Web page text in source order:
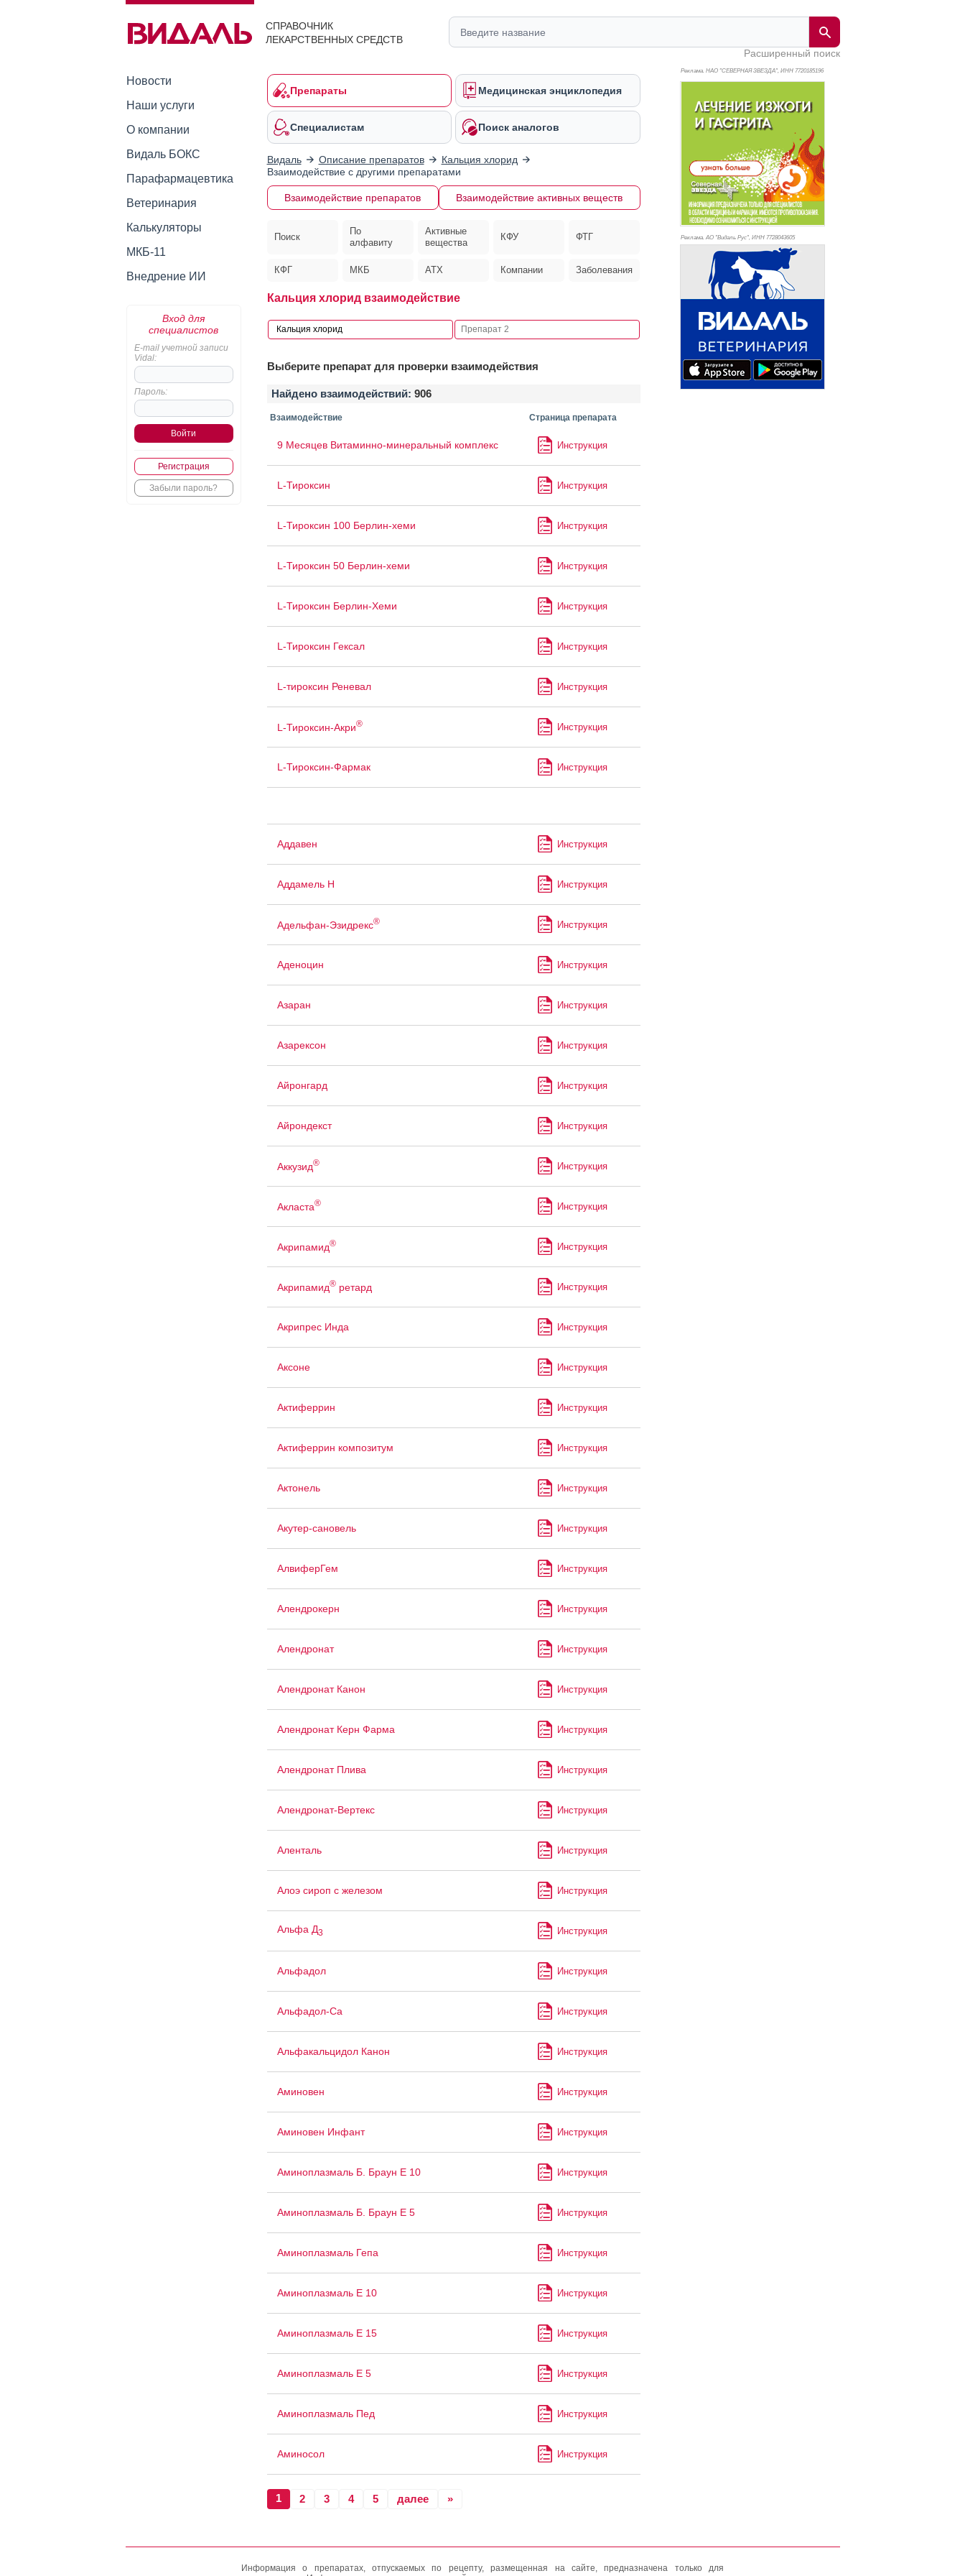
СПРАВОЧНИК
ЛЕКАРСТВЕННЫХ СРЕДСТВ
Расширенный поиск
Новости
Наши услуги
О компании
Видаль БОКС
Парафармацевтика
Ветеринария
Калькуляторы
МКБ-11
Внедрение ИИ
Вход для
специалистов
E-mail учетной записи
Vidal:
Пароль:
Регистрация
Забыли пароль?
Препараты Медицинская энциклопедия
Специалистам Поиск аналогов
Видаль Описание препаратов
Кальция хлорид
Взаимодействие с другими препаратами
Взаимодействие препаратов Взаимодействие активных веществ
Поиск
По
алфавиту
Активные
вещества
КФУ ФТГ
КФГ МКБ АТХ Компании Заболевания
Кальция хлорид взаимодействие
Выберите препарат для проверки взаимодействия
Найдено взаимодействий: 906
Взаимодействие Страница препарата
9 Месяцев Витаминно-минеральный комплекс Инструкция
L-Тироксин Инструкция
L-Тироксин 100 Берлин-хеми Инструкция
L-Тироксин 50 Берлин-хеми Инструкция
L-Тироксин Берлин-Хеми Инструкция
L-Тироксин Гексал Инструкция
L-тироксин Реневал Инструкция
L-Тироксин-Акри® Инструкция
L-Тироксин-Фармак Инструкция
Аддавен Инструкция
Аддамель Н Инструкция
Адельфан-Эзидрекс® Инструкция
Аденоцин Инструкция
Азаран Инструкция
Азарексон Инструкция
Айронгард Инструкция
Айрондекст Инструкция
Аккузид® Инструкция
Акласта® Инструкция
Акрипамид® Инструкция
Акрипамид®ретард Инструкция
Акрипрес Инда Инструкция
Аксоне Инструкция
Актиферрин Инструкция
Актиферрин композитум Инструкция
Актонель Инструкция
Акутер-сановель Инструкция
АлвиферГем Инструкция
Алендрокерн Инструкция
Алендронат Инструкция
Алендронат Канон Инструкция
Алендронат Керн Фарма Инструкция
Алендронат Плива Инструкция
Алендронат-Вертекс Инструкция
Аленталь Инструкция
Алоэ сироп с железом Инструкция
Альфа Д3 Инструкция
Альфадол Инструкция
Альфадол-Са Инструкция
Альфакальцидол Канон Инструкция
Аминовен Инструкция
Аминовен Инфант Инструкция
Аминоплазмаль Б. Браун Е 10 Инструкция
Аминоплазмаль Б. Браун Е 5 Инструкция
Аминоплазмаль Гепа Инструкция
Аминоплазмаль Е 10 Инструкция
Аминоплазмаль Е 15 Инструкция
Аминоплазмаль Е 5 Инструкция
Аминоплазмаль Пед Инструкция
Аминосол Инструкция
1 2 3 4 5 далее »
Реклама. НАО "СЕВЕРНАЯ ЗВЕЗДА", ИНН 7720185196
Реклама. АО "Видаль Рус", ИНН 7728043605
Информация о препаратах, отпускаемых по рецепту, размещенная на сайте, предназначена только для